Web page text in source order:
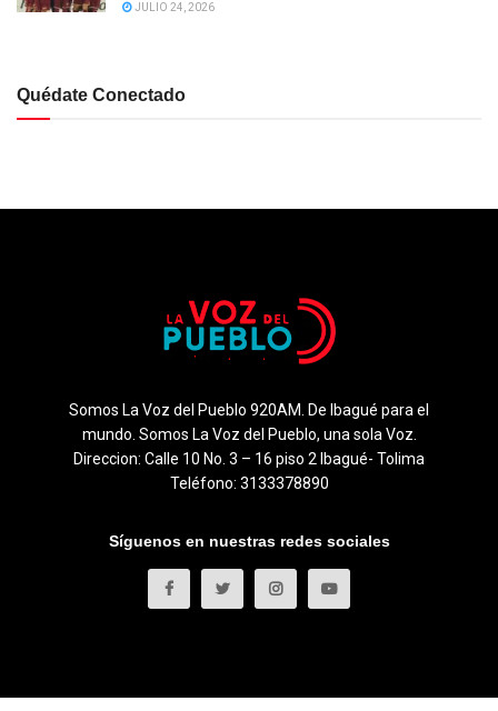
JULIO 24, 2026
Quédate Conectado
Somos La Voz del Pueblo 920AM. De Ibagué para el
mundo. Somos La Voz del Pueblo, una sola Voz.
Direccion: Calle 10 No. 3 – 16 piso 2 Ibagué- Tolima
Teléfono: 3133378890
Síguenos en nuestras redes sociales